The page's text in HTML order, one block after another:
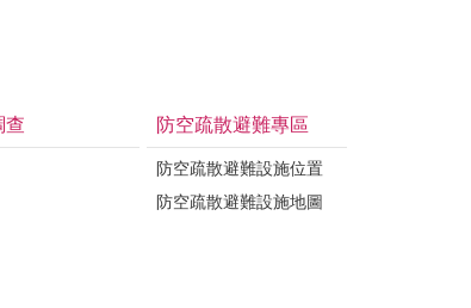
查 防空疏散避難專區
防空疏散避難設施位置
防空疏散避難設施地圖